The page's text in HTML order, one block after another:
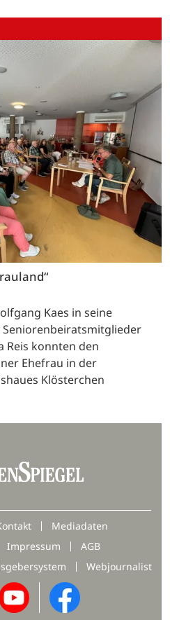
Kaes in seine
Reis konnten den
Ehefrau in der
Klösterchen
Mediadaten
Impressum
AGB
Webjournalist